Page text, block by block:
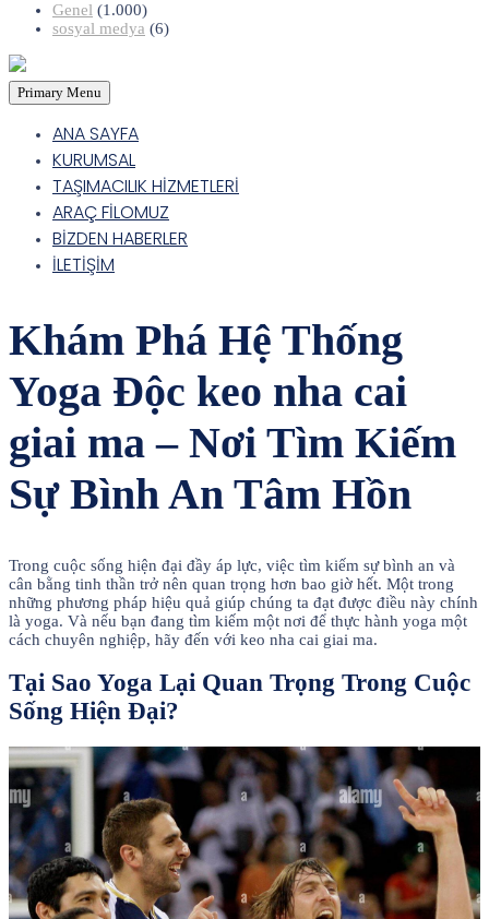
Genel (1.000)
sosyal medya (6)
Primary Menu
ANA SAYFA
KURUMSAL
TAŞIMACILIK HİZMETLERİ
ARAÇ FİLOMUZ
BİZDEN HABERLER
İLETİŞİM
Khám Phá Hệ Thống
Yoga Độc keo nha cai
giai ma – Nơi Tìm Kiếm
Sự Bình An Tâm Hồn
Trong cuộc sống hiện đại đầy áp lực, việc tìm kiếm sự bình an và
cân bằng tinh thần trở nên quan trọng hơn bao giờ hết. Một trong
những phương pháp hiệu quả giúp chúng ta đạt được điều này chính
là yoga. Và nếu bạn đang tìm kiếm một nơi để thực hành yoga một
cách chuyên nghiệp, hãy đến với keo nha cai giai ma.
Tại Sao Yoga Lại Quan Trọng Trong Cuộc
Sống Hiện Đại?